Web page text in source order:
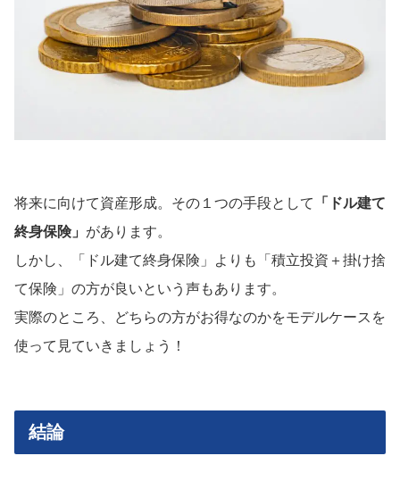
将来に向けて資産形成。その１つの手段として
「ドル建て
終身保険」 があります。
しかし、「ドル建て終身保険」よりも「積立投資＋掛け捨
て保険」の方が良いという声もあります。
実際のところ、どちらの方がお得なのかをモデルケースを
使って見ていきましょう！
結論